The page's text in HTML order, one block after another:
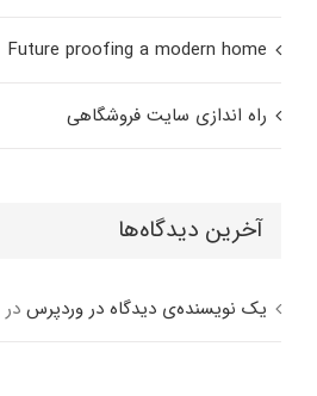
Future proofing a modern home
راه اندازی سایت فروشگاهی
آخرین دیدگاه‌ها
یک نویسنده‌ی دیدگاه در وردپرس در